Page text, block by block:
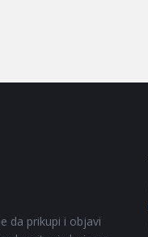
da prikupi i objavi